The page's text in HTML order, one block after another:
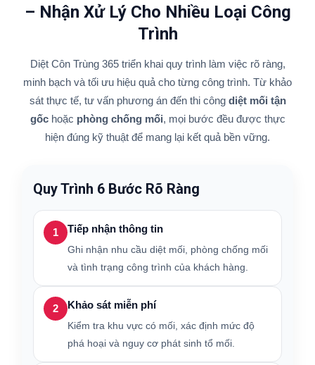
– Nhận Xử Lý Cho Nhiều Loại Công
Trình
Diệt Côn Trùng 365 triển khai quy trình làm việc rõ ràng,
minh bạch và tối ưu hiệu quả cho từng công trình. Từ khảo
sát thực tế, tư vấn phương án đến thi công diệt mối tận
gốchoặc phòng chống mối, mọi bước đều được thực
hiện đúng kỹ thuật để mang lại kết quả bền vững.
Quy Trình 6 Bước Rõ Ràng
1 Tiếp nhận thông tin
Ghi nhận nhu cầu diệt mối, phòng chống mối
và tình trạng công trình của khách hàng.
2 Khảo sát miễn phí
Kiểm tra khu vực có mối, xác định mức độ
phá hoại và nguy cơ phát sinh tổ mối.